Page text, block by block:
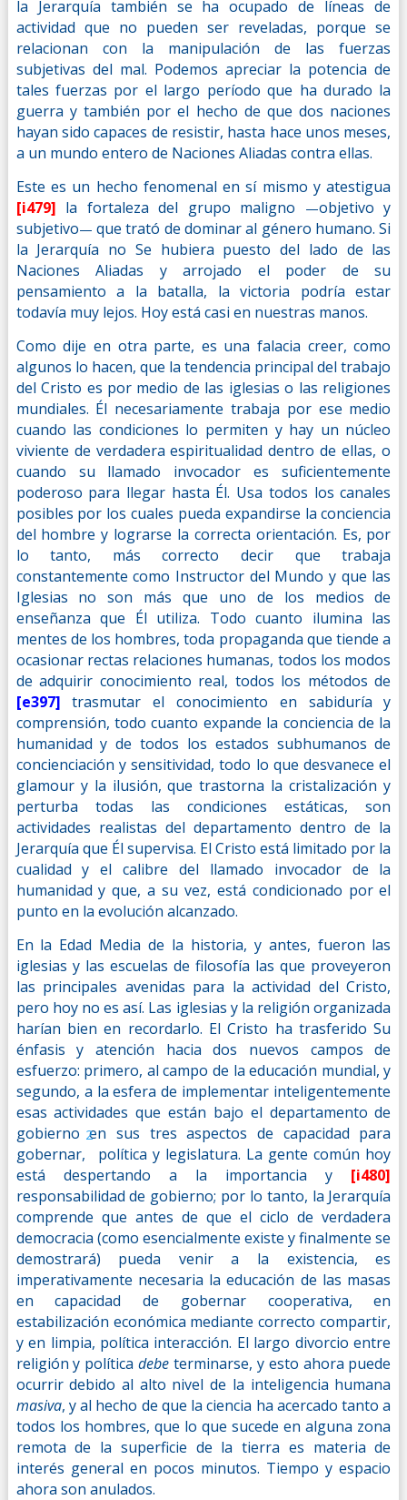
la Jerarquía también se ha ocupado de líneas de
actividad que no pueden ser reveladas, porque se
relacionan con la manipulación de las fuerzas
subjetivas del mal. Podemos apreciar la potencia de
tales fuerzas por el largo período que ha durado la
guerra y también por el hecho de que dos naciones
hayan sido capaces de resistir, hasta hace unos meses,
a un mundo entero de Naciones Aliadas contra ellas.
Este es un hecho fenomenal en sí mismo y atestigua
[i479] la fortaleza del grupo maligno —objetivo y
subjetivo— que trató de dominar al género humano. Si
la Jerarquía no Se hubiera puesto del lado de las
Naciones Aliadas y arrojado el poder de su
pensamiento a la batalla, la victoria podría estar
todavía muy lejos. Hoy está casi en nuestras manos.
Como dije en otra parte, es una falacia creer, como
algunos lo hacen, que la tendencia principal del trabajo
del Cristo es por medio de las iglesias o las religiones
mundiales. Él necesariamente trabaja por ese medio
cuando las condiciones lo permiten y hay un núcleo
viviente de verdadera espiritualidad dentro de ellas, o
cuando su llamado invocador es suficientemente
poderoso para llegar hasta Él. Usa todos los canales
posibles por los cuales pueda expandirse la conciencia
del hombre y lograrse la correcta orientación. Es, por
lo tanto, más correcto decir que trabaja
constantemente como Instructor del Mundo y que las
Iglesias no son más que uno de los medios de
enseñanza que Él utiliza. Todo cuanto ilumina las
mentes de los hombres, toda propaganda que tiende a
ocasionar rectas relaciones humanas, todos los modos
de adquirir conocimiento real, todos los métodos de
[e397]trasmutar el conocimiento en sabiduría y
comprensión, todo cuanto expande la conciencia de la
humanidad y de todos los estados subhumanos de
concienciación y sensitividad, todo lo que desvanece el
glamour y la ilusión, que trastorna la cristalización y
perturba todas las condiciones estáticas, son
actividades realistas del departamento dentro de la
Jerarquía que Él supervisa. El Cristo está limitado por la
cualidad y el calibre del llamado invocador de la
humanidad y que, a su vez, está condicionado por el
punto en la evolución alcanzado.
En la Edad Media de la historia, y antes, fueron las
iglesias y las escuelas de filosofía las que proveyeron
las principales avenidas para la actividad del Cristo,
pero hoy no es así. Las iglesias y la religión organizada
harían bien en recordarlo. El Cristo ha trasferido Su
énfasis y atención hacia dos nuevos campos de
esfuerzo: primero, al campo de la educación mundial, y
segundo, a la esfera de implementar inteligentemente
esas actividades que están bajo el departamento de
gobierno en sus tres aspectos de capacidad para
gobernar,
2
política y legislatura. La gente común hoy
está despertando a la importancia y [i480]
responsabilidad de gobierno; por lo tanto, la Jerarquía
comprende que antes de que el ciclo de verdadera
democracia (como esencialmente existe y finalmente se
demostrará) pueda venir a la existencia, es
imperativamente necesaria la educación de las masas
en capacidad de gobernar cooperativa, en
estabilización económica mediante correcto compartir,
y en limpia, política interacción. El largo divorcio entre
religión y políticadebe terminarse, y esto ahora puede
ocurrir debido al alto nivel de la inteligencia humana
masiva, y al hecho de que la ciencia ha acercado tanto a
todos los hombres, que lo que sucede en alguna zona
remota de la superficie de la tierra es materia de
interés general en pocos minutos. Tiempo y espacio
ahora son anulados.